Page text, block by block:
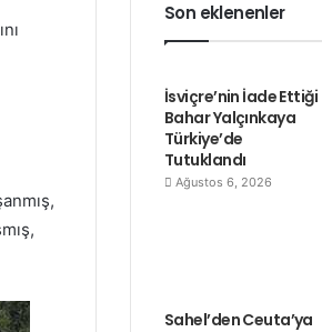
Son eklenenler
İsviçre’nin İade Ettiği
Bahar Yalçınkaya
Türkiye’de
Tutuklandı
Ağustos 6, 2026
Sahel’den Ceuta’ya